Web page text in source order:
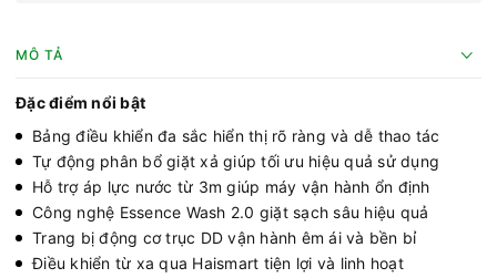
MÔ TẢ
Đặc điểm nổi bật
Bảng điều khiển đa sắc hiển thị rõ ràng và dễ thao tác
Tự động phân bổ giặt xả giúp tối ưu hiệu quả sử dụng
Hỗ trợ áp lực nước từ 3m giúp máy vận hành ổn định
Công nghệ Essence Wash 2.0 giặt sạch sâu hiệu quả
Trang bị động cơ trục DD vận hành êm ái và bền bỉ
Điều khiển từ xa qua Haismart tiện lợi và linh hoạt